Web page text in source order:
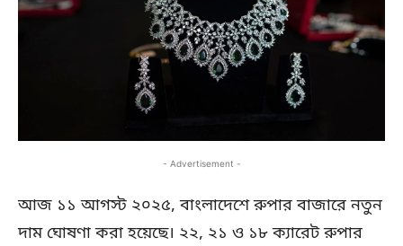
- Advertisement -
আজ ১১ আগস্ট ২০২৫, বাংলাদেশে রুপার বাজারে নতুন
দাম ঘোষণা করা হয়েছে। ২২, ২১ ও ১৮ ক্যারেট রুপার